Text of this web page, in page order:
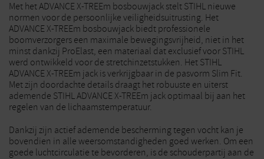
Met het ADVANCE X-TREEm bosbouwjack stelt STIHL nieuwe
normen voor de persoonlijke veiligheidsuitrusting. Het
ADVANCE X-TREEm bosbouwjack biedt professionele
boomverzorgers een maximale bewegingsvrijheid, niet in het
minst dankzij ProElast, een materiaal dat exclusief voor STIHL
werd ontwikkeld voor de stretchinzetstukken. Het STIHL
ADVANCE X-TREEm jack is verkrijgbaar in de pasvorm Slim Fit.
Met zijn doordachte details draagt het robuuste en uiterst
ademende STIHL ADVANCE X-TREEm jack optimaal bij aan het
regelen van de lichaamstemperatuur.
Dankzij zijn actief ademende bescherming tegen vocht kan je
bovendien in alle weersomstandigheden goed werken. Om een
goede luchtcirculatie te bevorderen, is de schouderpartij aan de